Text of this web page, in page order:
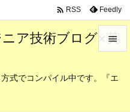
ア技術ブログ×英
式でコンパイル中です。『エ

メニュ
 RSS Feedly